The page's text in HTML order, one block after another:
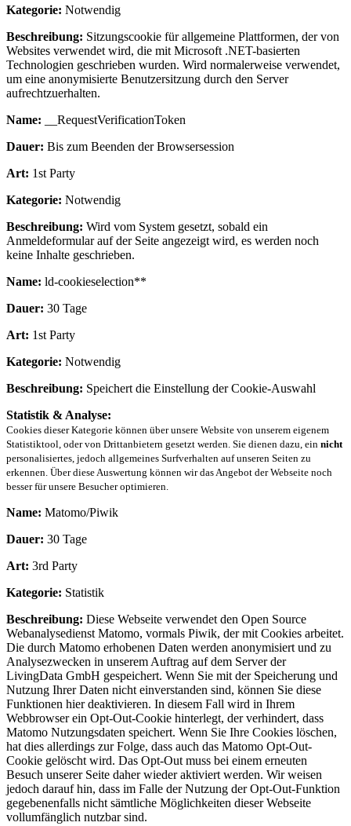
Kategorie: Notwendig
Beschreibung: Sitzungscookie für allgemeine Plattformen, der von
Websites verwendet wird, die mit Microsoft .NET-basierten
Technologien geschrieben wurden. Wird normalerweise verwendet,
um eine anonymisierte Benutzersitzung durch den Server
aufrechtzuerhalten.
Name: __RequestVerificationToken
Dauer: Bis zum Beenden der Browsersession
Art: 1st Party
Kategorie: Notwendig
Beschreibung: Wird vom System gesetzt, sobald ein
Anmeldeformular auf der Seite angezeigt wird, es werden noch
keine Inhalte geschrieben.
Name: ld-cookieselection**
Dauer: 30 Tage
Art: 1st Party
Kategorie: Notwendig
Beschreibung: Speichert die Einstellung der Cookie-Auswahl
Statistik & Analyse:
Cookies dieser Kategorie können über unsere Website von unserem eigenem
Statistiktool, oder von Drittanbietern gesetzt werden. Sie dienen dazu, ein nicht
personalisiertes, jedoch allgemeines Surfverhalten auf unseren Seiten zu
erkennen. Über diese Auswertung können wir das Angebot der Webseite noch
besser für unsere Besucher optimieren.
Name: Matomo/Piwik
Dauer: 30 Tage
Art: 3rd Party
Kategorie: Statistik
Beschreibung: Diese Webseite verwendet den Open Source
Webanalysedienst Matomo, vormals Piwik, der mit Cookies arbeitet.
Die durch Matomo erhobenen Daten werden anonymisiert und zu
Analysezwecken in unserem Auftrag auf dem Server der
LivingData GmbH gespeichert. Wenn Sie mit der Speicherung und
Nutzung Ihrer Daten nicht einverstanden sind, können Sie diese
Funktionen hier deaktivieren. In diesem Fall wird in Ihrem
Webbrowser ein Opt-Out-Cookie hinterlegt, der verhindert, dass
Matomo Nutzungsdaten speichert. Wenn Sie Ihre Cookies löschen,
hat dies allerdings zur Folge, dass auch das Matomo Opt-Out-
Cookie gelöscht wird. Das Opt-Out muss bei einem erneuten
Besuch unserer Seite daher wieder aktiviert werden. Wir weisen
jedoch darauf hin, dass im Falle der Nutzung der Opt-Out-Funktion
gegebenenfalls nicht sämtliche Möglichkeiten dieser Webseite
vollumfänglich nutzbar sind.